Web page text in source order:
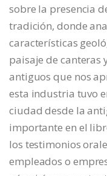
sobre la presencia
tradición, donde
características
paisaje de canteras
antiguos que nos
esta industria tuvo
ciudad desde la
importante en el
los testimonios
empleados o